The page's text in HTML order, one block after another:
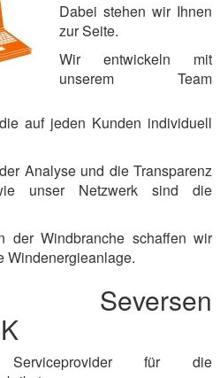
Dabei stehen wir Ihnen
zur Seite.
Wir entwickeln mit
unserem Team
auf jeden Kunden individuell
Analyse und die Transparenz
unser Netzwerk sind die
der Windbranche schaffen wir
Windenergieanlage.
Seversen
Serviceprovider für die